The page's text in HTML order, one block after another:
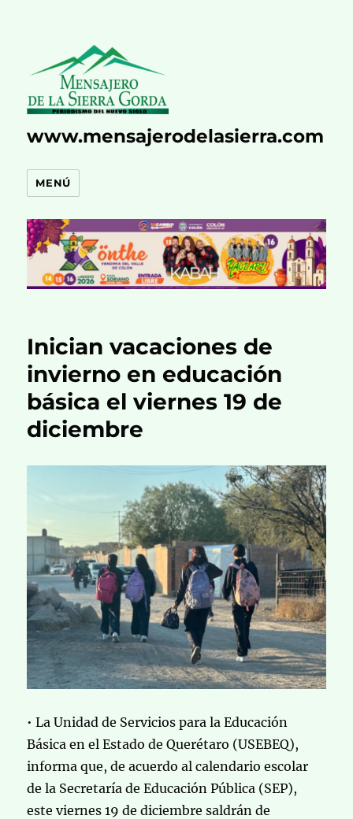
www.mensajerodelasierra.com
MENÚ
Inician vacaciones de
invierno en educación
básica el viernes 19 de
diciembre
• La Unidad de Servicios para la Educación
Básica en el Estado de Querétaro (USEBEQ),
informa que, de acuerdo al calendario escolar
de la Secretaría de Educación Pública (SEP),
este viernes 19 de diciembre saldrán de